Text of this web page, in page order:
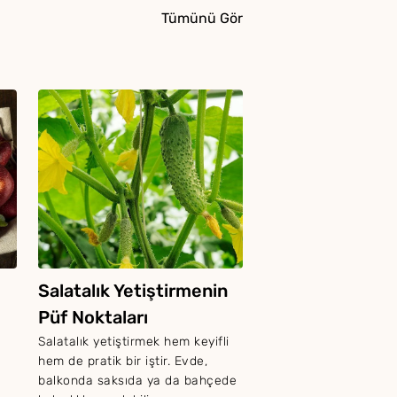
Tümünü Gör
Salatalık Yetiştirmenin
Püf Noktaları
Salatalık yetiştirmek hem keyifli
hem de pratik bir iştir. Evde,
balkonda saksıda ya da bahçede